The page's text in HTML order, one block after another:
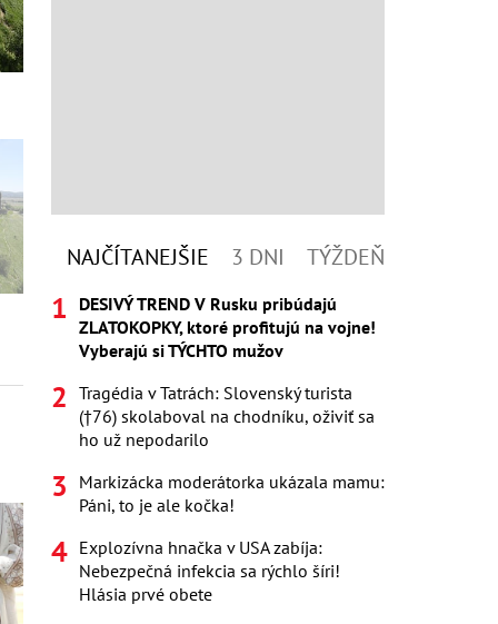
NAJČÍTANEJŠIE 3 DNI TÝŽDEŇ
DESIVÝ TREND V Rusku pribúdajú
ZLATOKOPKY, ktoré profitujú na vojne!
Vyberajú si TÝCHTO mužov
Tragédia v Tatrách: Slovenský turista
(†76) skolaboval na chodníku, oživiť sa
ho už nepodarilo
Markizácka moderátorka ukázala mamu:
Páni, to je ale kočka!
Explozívna hnačka v USA zabíja:
Nebezpečná infekcia sa rýchlo šíri!
Hlásia prvé obete